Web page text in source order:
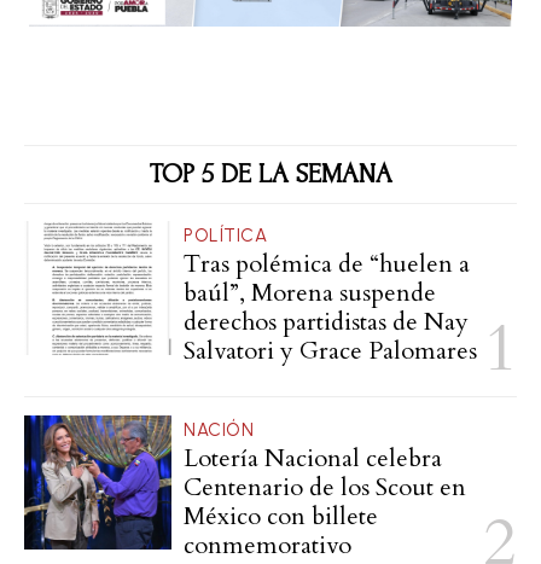
TOP 5 DE LA SEMANA
POLÍTICA
Tras polémica de “huelen a
baúl”, Morena suspende
derechos partidistas de Nay
Salvatori y Grace Palomares
NACIÓN
Lotería Nacional celebra
Centenario de los Scout en
México con billete
conmemorativo